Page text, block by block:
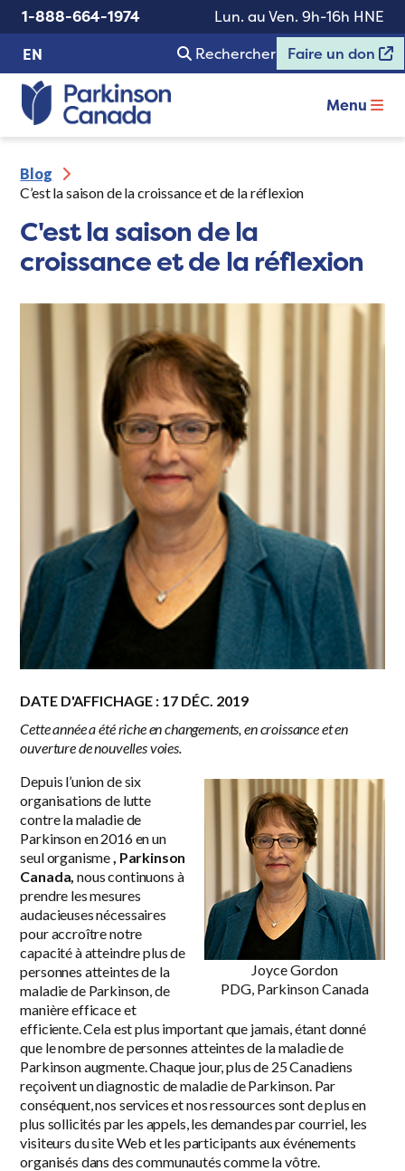
1-888-664-1974
Lun. au Ven. 9h-16h HNE
EN
Rechercher Faire un don
Menu
Blog
C’est la saison de la croissance et de la réflexion
C'est la saison de la
croissance et de la réflexion
DATE D'AFFICHAGE : 17 DÉC. 2019
Cette année a été riche en changements, en croissance et en
ouverture de nouvelles voies.
Joyce Gordon
PDG, Parkinson Canada
Depuis l’union de six
organisations de lutte
contre la maladie de
Parkinson en 2016 en un
seul organisme , Parkinson
Canada, nous continuons à
prendre les mesures
audacieuses nécessaires
pour accroître notre
capacité à atteindre plus de
personnes atteintes de la
maladie de Parkinson, de
manière efficace et
efficiente. Cela est plus important que jamais, étant donné
que le nombre de personnes atteintes de la maladie de
Parkinson augmente. Chaque jour, plus de 25 Canadiens
reçoivent un diagnostic de maladie de Parkinson. Par
conséquent, nos services et nos ressources sont de plus en
plus sollicités par les appels, les demandes par courriel, les
visiteurs du site Web et les participants aux événements
organisés dans des communautés comme la vôtre.